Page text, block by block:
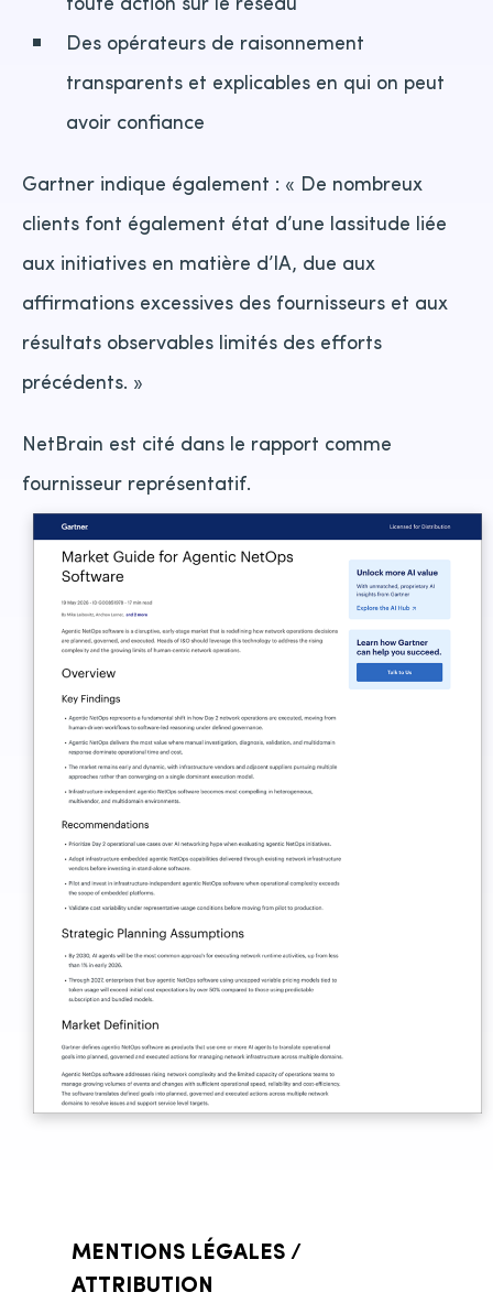
Des opérateurs de raisonnement
transparents et explicables en qui on peut
avoir confiance
Gartner indique également : « De nombreux
clients font également état d’une lassitude liée
aux initiatives en matière d’IA, due aux
affirmations excessives des fournisseurs et aux
résultats observables limités des efforts
précédents. »
NetBrain est cité dans le rapport comme
fournisseur représentatif.
MENTIONS LÉGALES /
ATTRIBUTION